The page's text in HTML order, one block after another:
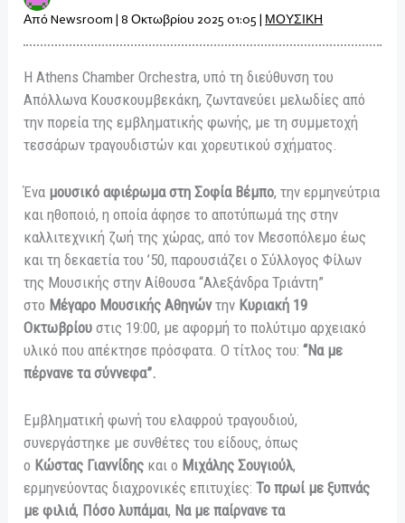
ΑπόNewsroom|8 Οκτωβρίου 2025 01:05| ΜΟΥΣΙΚΗ
Η Athens Chamber Orchestra, υπό τη διεύθυνση του
Απόλλωνα Κουσκουμβεκάκη, ζωντανεύει μελωδίες από
την πορεία της εμβληματικής φωνής, με τη συμμετοχή
τεσσάρων τραγουδιστών και χορευτικού σχήματος.
Ένα μουσικό αφιέρωμα στη Σοφία Βέμπο, την ερμηνεύτρια
και ηθοποιό, η οποία άφησε το αποτύπωμά της στην
καλλιτεχνική ζωή της χώρας, από τον Μεσοπόλεμο έως
και τη δεκαετία του ’50, παρουσιάζει ο Σύλλογος Φίλων
της Μουσικής στην Αίθουσα “Αλεξάνδρα Τριάντη”
στο Μέγαρο Μουσικής Αθηνώντην Κυριακή 19
Οκτωβρίου στις 19:00, με αφορμή το πολύτιμο αρχειακό
υλικό που απέκτησε πρόσφατα. Ο τίτλος του:“Να με
πέρνανε τα σύννεφα”.
Εμβληματική φωνή του ελαφρού τραγουδιού,
συνεργάστηκε με συνθέτες του είδους, όπως
ο Κώστας Γιαννίδης και ο Μιχάλης Σουγιούλ,
ερμηνεύοντας διαχρονικές επιτυχίες:Το πρωί με ξυπνάς
με φιλιά, Πόσο λυπάμαι, Να με παίρνανε τα